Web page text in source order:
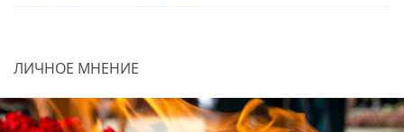
ЛИЧНОЕ МНЕНИЕ